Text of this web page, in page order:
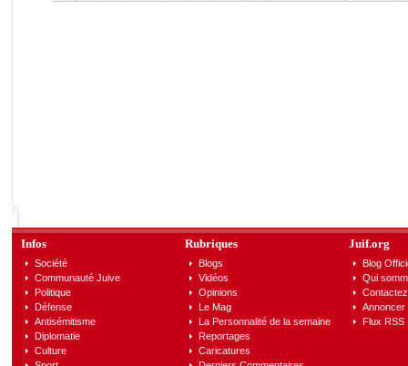
Infos
Société
Communauté Juive
Politique
Défense
Antisémitisme
Diplomatie
Culture
Rubriques
Blogs
Vidéos
Opinions
Le Mag
La Personnalité de la semaine
Reportages
Caricatures
Juif.org
Blog
Qui
Annoncer
Flux RSS